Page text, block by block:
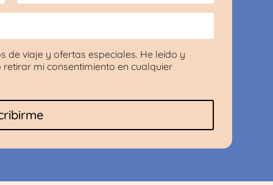
de viaje y ofertas especiales. He leído y
retirar mi consentimiento en cualquier